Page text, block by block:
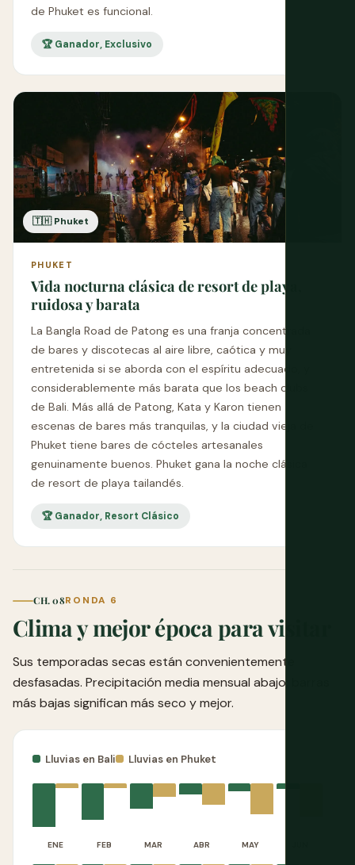
de Phuket es funcional.
🏆 Ganador, Exclusivo
🇹🇭 Phuket
PHUKET
Vida nocturna clásica de resort de playa,
ruidosa y barata
La Bangla Road de Patong es una franja concentrada
de bares y discotecas al aire libre, caótica y muy
entretenida si se aborda con el espíritu adecuado, y
considerablemente más barata que los beach clubs
de Bali. Más allá de Patong, Kata y Karon tienen
escenas de bares más tranquilas, y la ciudad vieja de
Phuket tiene bares de cócteles artesanales
genuinamente buenos. Phuket gana la noche clásica
de resort de playa tailandés.
🏆 Ganador, Resort Clásico
CH. 08RONDA 6
Clima y mejor época para visitar
Sus temporadas secas están convenientemente
desfasadas. Precipitación media mensual abajo; barras
más bajas significan más seco y mejor.
Lluvias en Bali Lluvias en Phuket
ENE FEB MAR ABR MAY